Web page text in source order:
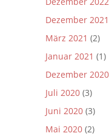
Dezember 2021
März 2021 (2)
Januar 2021 (1)
Dezember 2020
Juli 2020(3)
Juni 2020(3)
Mai 2020(2)